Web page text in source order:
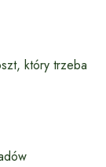
który trzeba